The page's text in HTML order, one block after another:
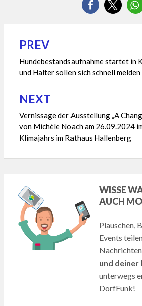
Beitragsnavigation
PREV
Hundebestandsaufnahme startet in
und Halter sollen sich schnell melden
NEXT
Vernissage der Ausstellung „A
von Michèle Noach am 26.09.2024
Klimajahrs im Rathaus Hallenberg
WISSE
AUCH
Plauschen,
Events
Nachrichten
und deiner
unterwegs
DorfFunk!